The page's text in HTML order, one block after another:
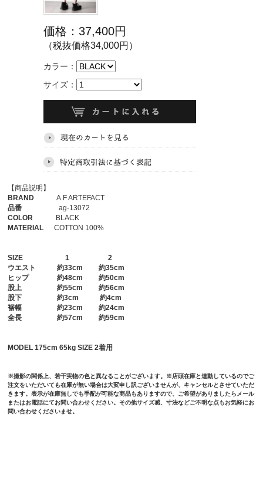
価格：37,400円
（税抜価格34,000円）
カラー：
サイズ：
【商品説明】
BRAND A.F ARTEFACT
品番 ag-13072
COLOR BLACK
MATERIAL COTTON 100%
SIZE 1
2
ウエスト
約33cm 約35cm
ヒップ約48cm 約50cm
股上 約55cm 約56cm
股下 約3cm 約4cm
裾幅 約23cm 約24cm
全長 約57cm 約59cm
MODEL 175cm 65kg SIZE 2着用
※撮影の関係上、若干実物の色と異なることがございます。※店頭在庫と連動しているのでご
注文をいただいても在庫が無い場合は大変申し訳ございませんが、キャンセルとさせていただ
きます。表示が在庫無しでも手配が可能な商品もありますので、ご希望がありましたらメール
またはお電話にてお問い合わせください。その他サイズ感、寸法などご不明な点もお気軽にお
問い合わせくださいませ。